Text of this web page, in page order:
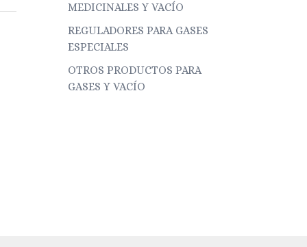
MEDICINALES Y VACÍO
REGULADORES PARA GASES
ESPECIALES
OTROS PRODUCTOS PARA
GASES Y VACÍO